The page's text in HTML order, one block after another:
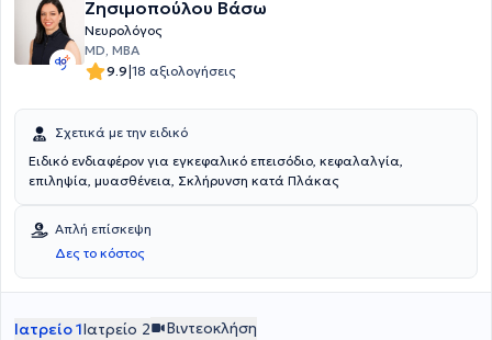
Ζησιμοπούλου Βάσω
Νευρολόγος
MD, MBA
9.9|18 αξιολογήσεις
Σχετικά με την ειδικό
Ειδικό ενδιαφέρον για εγκεφαλικό επεισόδιο, κεφαλαλγία,
επιληψία, μυασθένεια, Σκλήρυνση κατά Πλάκας
Απλή επίσκεψη
Δες το κόστος
Ιατρείο 1Ιατρείο 2 Βιντεοκλήση